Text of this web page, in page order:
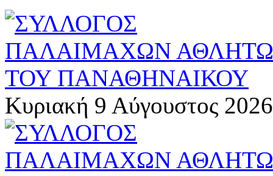
Κυριακή 9 Αύγουστος